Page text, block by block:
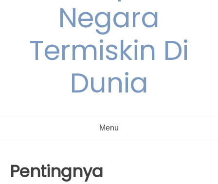
Negara
Termiskin Di
Dunia
Menu
Pentingnya